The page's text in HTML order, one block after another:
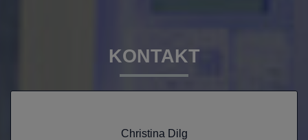
KONTAKT
Christina Dilg